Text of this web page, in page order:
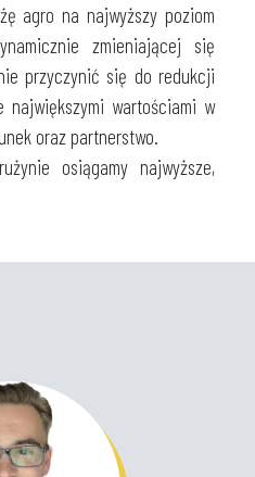
agro na najwyższy poziom
zmieniającej się
przyczynić się do redukcji
największymi wartościami w
oraz partnerstwo.
osiągamy najwyższe,